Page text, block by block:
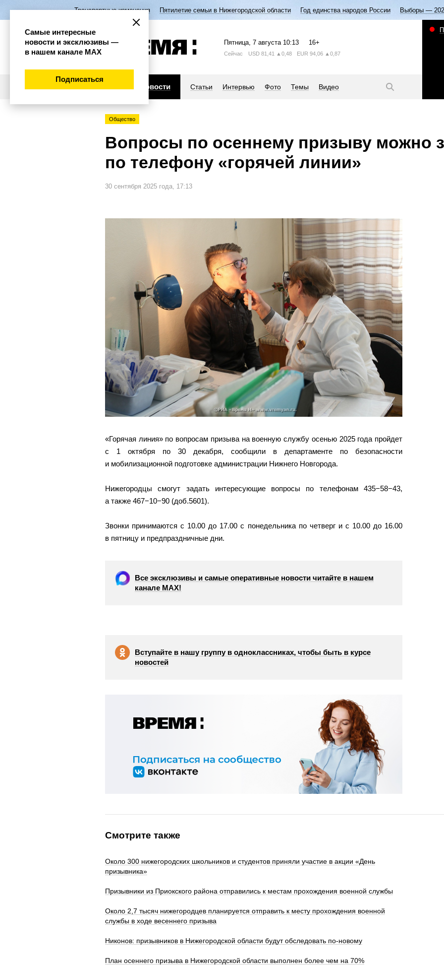
Транспортные изменения Пятилетие семьи в Нижегородской области Год единства народов России Выборы —
Пятница, 7 августа 10:13 16+
Сейчас USD 81,41 ▲0,48 EUR 94,06 ▲0,87
Новости Статьи Интервью Фото Темы Видео
Общество
Вопросы по осеннему призыву можно
по телефону «горячей линии»
30 сентября 2025 года, 17:13
«Горячая линия» по вопросам призыва на военную службу осенью 2025 года пройдет
с 1 октября по 30 декабря, сообщили в департаменте по безопасности
и мобилизационной подготовке администрации Нижнего Новгорода.
Нижегородцы смогут задать интересующие вопросы по телефонам 435−58−43,
а также 467−10−90 (доб.5601).
Звонки принимаются с 10.00 до 17.00 с понедельника по четверг и с 10.00 до 16.00
в пятницу и предпраздничные дни.
Все эксклюзивы и самые оперативные новости читайте в нашем
канале МАХ!
Вступайте в нашу группу в одноклассниках, чтобы быть в курсе
новостей
Смотрите также
Около 300 нижегородских школьников и студентов приняли участие в акции «День
призывника»
Призывники из Приокского района отправились к местам прохождения военной службы
Около 2,7 тысяч нижегородцев планируется отправить к месту прохождения военной
службы в ходе весеннего призыва
Никонов: призывников в Нижегородской области будут обследовать по-новому
План осеннего призыва в Нижегородской области выполнен более чем на 70%
Самые интересные
новости и эксклюзивы —
в нашем канале МАХ
Подписаться